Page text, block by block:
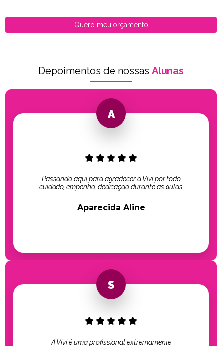
Quero meu orçamento
Depoimentos de nossas Alunas
Passando aqui para agradecer a Vivi por todo
cuidado, empenho, dedicação durante as aulas
Aparecida Aline
A Vivi é uma profissional extremamente